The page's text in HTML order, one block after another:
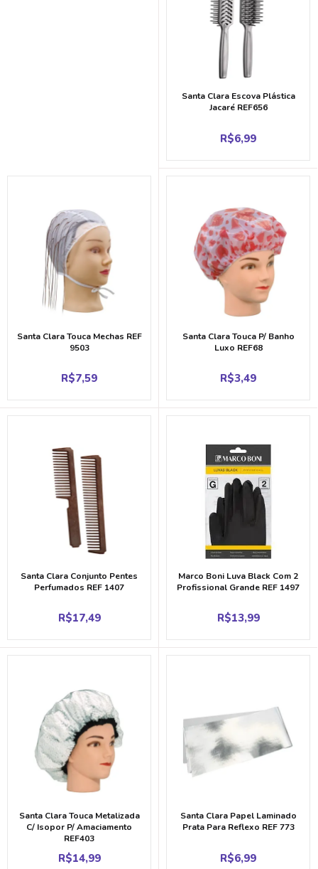
Santa Clara Escova Plástica
Jacaré REF656
R$6,99
Santa Clara Touca Mechas REF
9503
R$7,59
Santa Clara Touca P/ Banho
Luxo REF68
R$3,49
Santa Clara Conjunto Pentes
Perfumados REF 1407
R$17,49
Marco Boni Luva Black Com 2
Profissional Grande REF 1497
R$13,99
Santa Clara Touca Metalizada
C/ Isopor P/ Amaciamento
REF403
R$14,99
Santa Clara Papel Laminado
Prata Para Reflexo REF 773
R$6,99